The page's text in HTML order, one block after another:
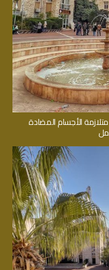
الأجسام المضادة